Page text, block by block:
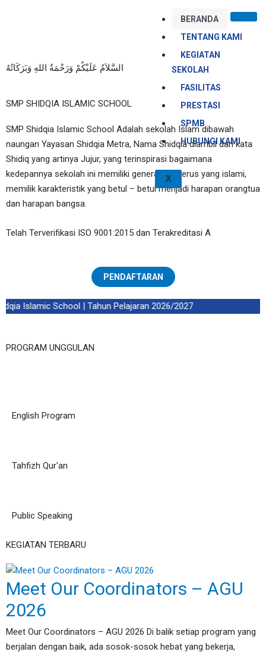
BERANDA
TENTANG KAMI
KEGIATAN
SEKOLAH
FASILITAS
PRESTASI
SPMB
HUBUNGI KAMI
X
السَّلاَمُ عَلَيْكُمْ وَرَحْمَةُ اللهِ وَبَرَكَاتُهُ
SMP SHIDQIA ISLAMIC SCHOOL
SMP Shidqia Islamic School Adalah sekolah Islam dibawah
naungan Yayasan Shidqia Metra, Nama Shidqia diambil dari kata
Shidiq yang artinya Jujur, yang terinspirasi bagaimana
kedepannya sekolah ini memiliki generasi penerus yang islami,
memilik karakteristik yang betul – betul menjadi harapan orangtua
dan harapan bangsa.
Telah Terverifikasi ISO 9001:2015 dan Terakreditasi A
PENDAFTARAN
Islamic School | Tahun Pelajaran 2026/2027
PROGRAM UNGGULAN
English Program
Tahfizh Qur'an
Public Speaking
KEGIATAN TERBARU
Meet Our Coordinators – AGU
2026
Meet Our Coordinators – AGU 2026 Di balik setiap program yang
berjalan dengan baik, ada sosok-sosok hebat yang bekerja,